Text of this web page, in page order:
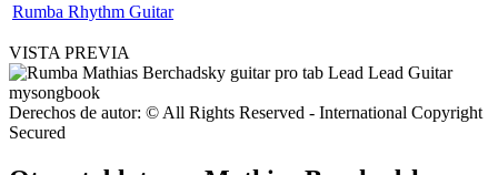
Rumba Rhythm Guitar
VISTA PREVIA
Derechos de autor: © All Rights Reserved - International Copyright
Secured